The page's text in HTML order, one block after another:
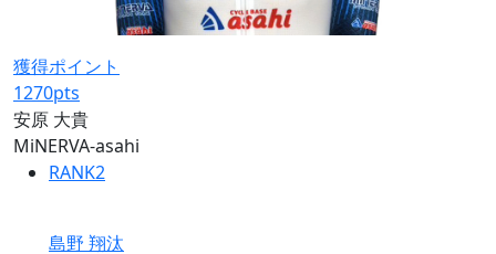
獲得ポイント
1270pts
安原 大貴
MiNERVA-asahi
RANK2
島野 翔汰